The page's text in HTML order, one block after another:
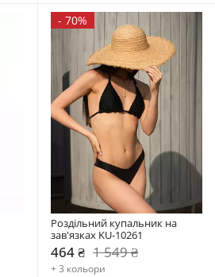
- 70%
Роздільний купальник на
зав'язках KU-10261
464 ₴ 1 549 ₴
+ 3 кольори